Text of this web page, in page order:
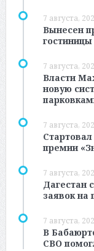
7 августа,
Вынесен
7 августа,
Власти
новую
7 августа,
премии
7 августа,
Дагестан
заявок на
7 августа,
В
СВО